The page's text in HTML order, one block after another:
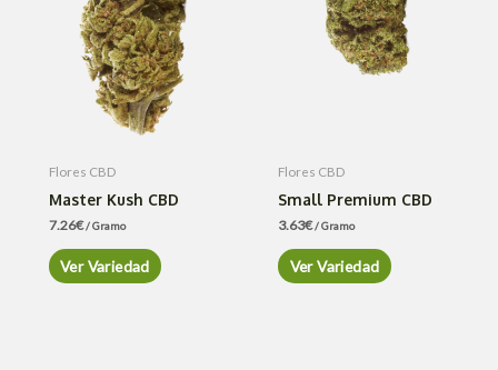
Flores CBD
Master Kush CBD
7.26€/ Gramo
Ver Variedad
Flores CBD
Small Premium CBD
3.63€/ Gramo
Ver Variedad